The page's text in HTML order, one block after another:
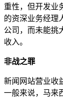
重性，但开发业
的资深业务经理
公司，而未能挑
收入。
非战之罪
新闻网站营业收
一般来说，马来